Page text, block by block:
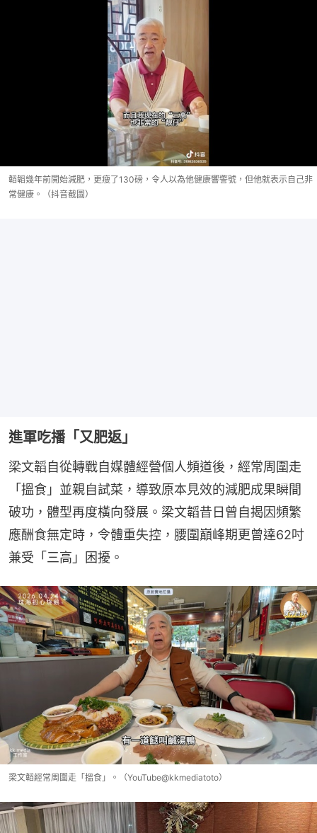
韜韜幾年前開始減肥，更瘦了130磅，令人以為他健康響警號，但他就表示自己非
常健康。（抖音截圖）
進軍吃播「又肥返」
梁文韜自從轉戰自媒體經營個人頻道後，經常周圍走
「搵食」並親自試菜，導致原本見效的減肥成果瞬間
破功，體型再度橫向發展。梁文韜昔日曾自揭因頻繁
應酬食無定時，令體重失控，腰圍巔峰期更曾達62吋
兼受「三高」困擾。
梁文韜經常周圍走「搵食」。（YouTube@kkmediatoto）